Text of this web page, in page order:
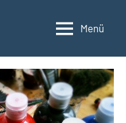
Menü